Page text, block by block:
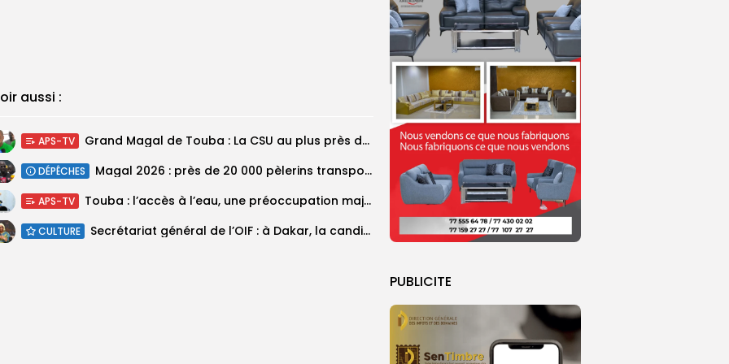
PUBLICITE
aussi :
APS-TV Grand Magal de Touba : La CSU au plus près des pèlerins
DÉPÊCHES Magal 2026 : près de 20 000 pèlerins transportés vers Touba en...
APS-TV Touba : l’accès à l’eau, une préoccupation majeure avant le Grand Magal
CULTURE Secrétariat général de l’OIF : à Dakar, la candidate Coumba Bâ, décline...